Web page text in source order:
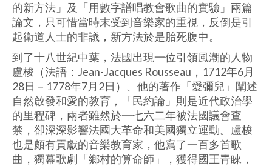
的新方法」及「用數字譜唱教會歌曲的實驗」兩篇
論文，只可惜當時末受到音樂家的重視，反倒是引
起衛道人士的非議，新方法於是胎死腹中。
到了十八世紀中葉，法國出現一位引領風潮的人物
盧梭（法語：Jean-Jacques Rousseau，1712年6月
28日－1778年7月2日）、他的著作「愛彌兒」闡述
自然啟發和愛的教育，「民約論」則是近代政治學
的里程碑，兩者雖然於一七六二年被法國議會查
禁，卻深深影響法國大革命和美國獨立運動。盧梭
也是頗有貢獻的音樂教育家，他寫了一百多首歌
曲，獨幕歌劇「鄉村的算命師」，獲得國王青睞，